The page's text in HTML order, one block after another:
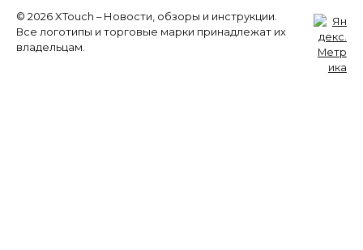
© 2026 XTouch – Новости, обзоры и инструкции.
Все логотипы и торговые марки принадлежат их
владельцам.